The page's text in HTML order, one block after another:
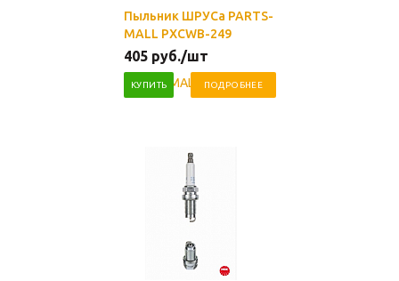
Пыльник ШРУСа PARTS-
MALL PXCWB-249
405 руб./шт
КУПИТЬ ПОДРОБНЕЕ